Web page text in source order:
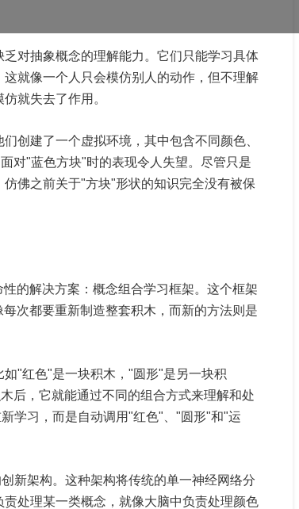
对抽象概念的理解能力。它们只能学习具体
就像一个人只会模仿别人的动作，但不理解
就失去了作用。
创建了一个虚拟环境，其中包含不同颜色、
对"蓝色方块"时的表现令人失望。尽管只是
佛之前关于"方块"形状的知识完全没有被保
的解决方案：概念组合学习框架。这个框架
次都要重新制造整套积木，而新的方法则是
"红色"是一块积木，"圆形"是另一块积
后，它就能通过不同的组合方式来理解和处
学习，而是自动调用"红色"、"圆形"和"运
新架构。这种架构将传统的单一神经网络分
处理某一类概念，就像大脑中负责处理颜色